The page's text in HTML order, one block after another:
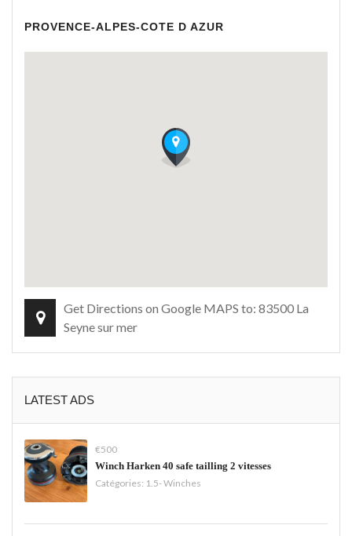
PROVENCE-ALPES-COTE D AZUR
Get Directions on Google MAPS to: 83500 La
Seyne sur mer
LATEST ADS
€500
Winch Harken 40 safe tailling 2 vitesses
Catégories: 1.5- Winches